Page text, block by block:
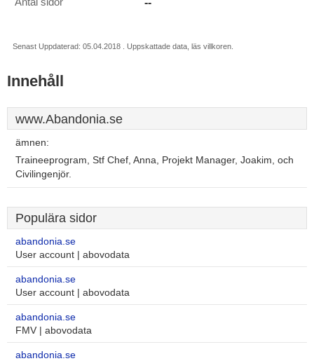
Senast Uppdaterad: 05.04.2018 . Uppskattade data, läs villkoren.
Innehåll
www.Abandonia.se
ämnen:
Traineeprogram, Stf Chef, Anna, Projekt Manager, Joakim, och
Civilingenjör.
Populära sidor
abandonia.se
User account | abovodata
abandonia.se
User account | abovodata
abandonia.se
FMV | abovodata
abandonia.se